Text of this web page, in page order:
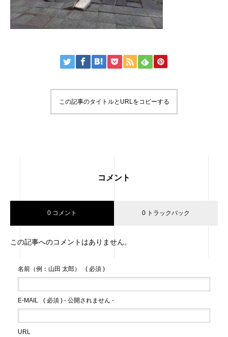
この記事のタイトルとURLをコピーする
コメント
0 コメント 0 トラックバック
この記事へのコメントはありません。
名前（例：山田 太郎） ( 必須 )
E-MAIL ( 必須 ) - 公開されません -
URL